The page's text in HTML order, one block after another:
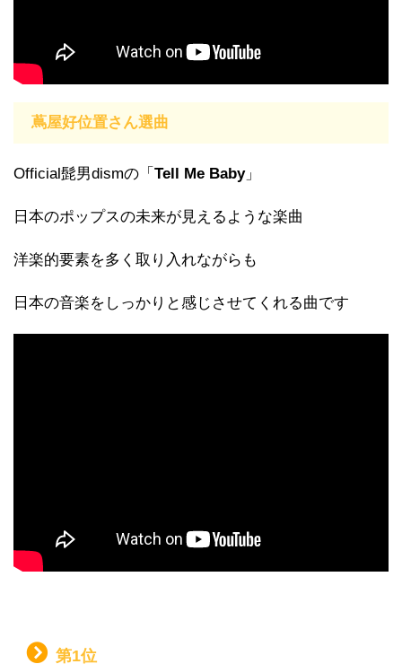
蔦屋好位置さん選曲
Official髭男dismの「 Tell Me Baby」
日本のポップスの未来が見えるような楽曲
洋楽的要素を多く取り入れながらも
日本の音楽をしっかりと感じさせてくれる曲です
第1位